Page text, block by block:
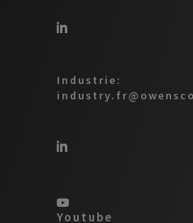
Industrie:
Youtube